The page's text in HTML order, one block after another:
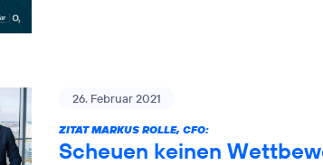
26. Februar 2021
ZITAT MARKUS ROLLE, CFO:
Scheuen keinen